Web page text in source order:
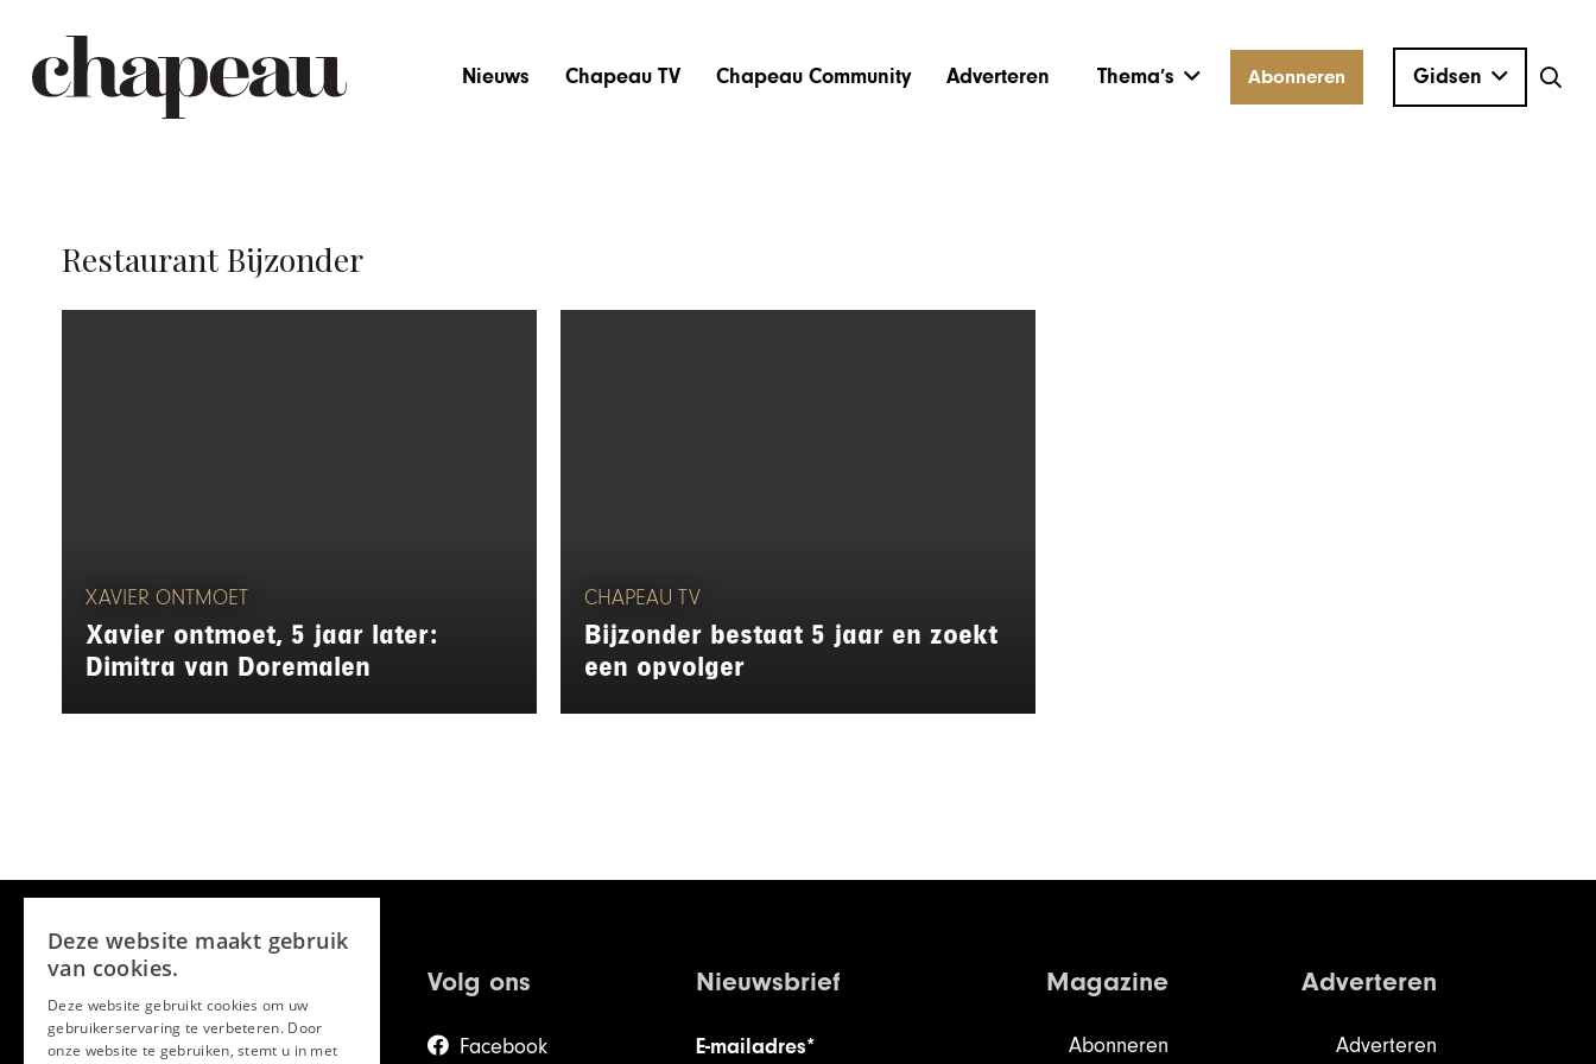
Nieuws Chapeau TV Chapeau Community Adverteren Thema’s Abonneren Gidsen
Restaurant Bijzonder
XAVIER ONTMOET
Xavier ontmoet, 5 jaar later:
Dimitra van Doremalen
CHAPEAU TV
Bijzonder bestaat 5 jaar en zoekt
een opvolger
Volg ons
Facebook
Nieuwsbrief
E-mailadres*
Magazine
Abonneren
Adverteren
Adverteren
Deze website maakt gebruik
van cookies.
Deze website gebruikt cookies om uw
gebruikerservaring te verbeteren. Door
onze website te gebruiken, stemt u in met